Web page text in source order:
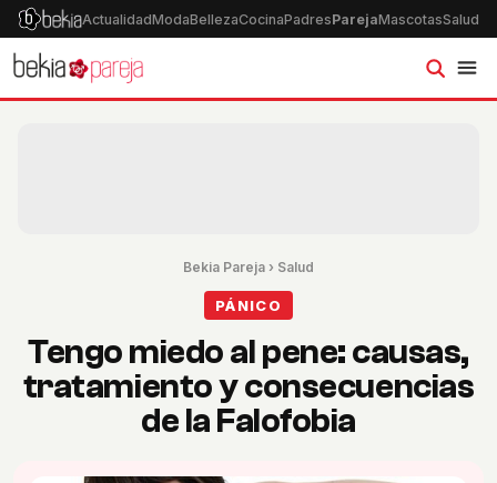
ActualidadModaBellezaCocinaPadresParejaMascotasSalud
Bekia Pareja › Salud
PÁNICO
Tengo miedo al pene: causas,
tratamiento y consecuencias
de la Falofobia